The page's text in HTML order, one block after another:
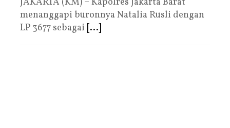
menanggapi buronnya Natalia Rusli dengan
LP 3677 sebagai [...]